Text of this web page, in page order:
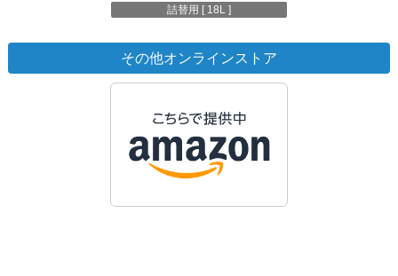
詰替用 [ 18L ]
その他オンラインストア